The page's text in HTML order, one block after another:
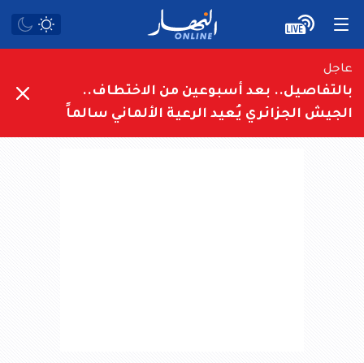
عاجل
بالتفاصيل.. بعد أسبوعين من الاختطاف..
الجيش الجزائري يُعيد الرعية الألماني سالماً